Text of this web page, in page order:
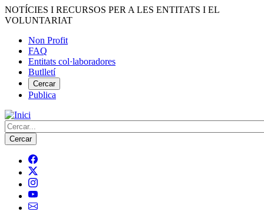
Vés
al
NOTÍCIES I RECURSOS PER A LES ENTITATS I EL
VOLUNTARIAT
Menú
del
compte
d'usuari
Non Profit
FAQ
Entitats col·laboradores
Butlletí
Cercar
Publica
Cerca